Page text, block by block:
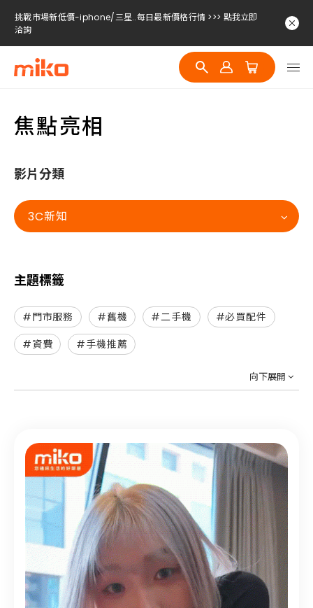
挑戰市場新低價-iphone/三星..每日最新價格行情 >>> 點我立即
洽詢
挑戰市場新低價-iphone/三星..每日最新價格行情 >>> 點我立即
洽詢
挑戰市場新低價-iphone/三星..每日最新價格行情 >>> 點我立即
焦點亮相
影片分類
3C新知
主題標籤
#門市服務 #舊機 #二手機
#必買配件
#資費
#手機推薦
向下展開